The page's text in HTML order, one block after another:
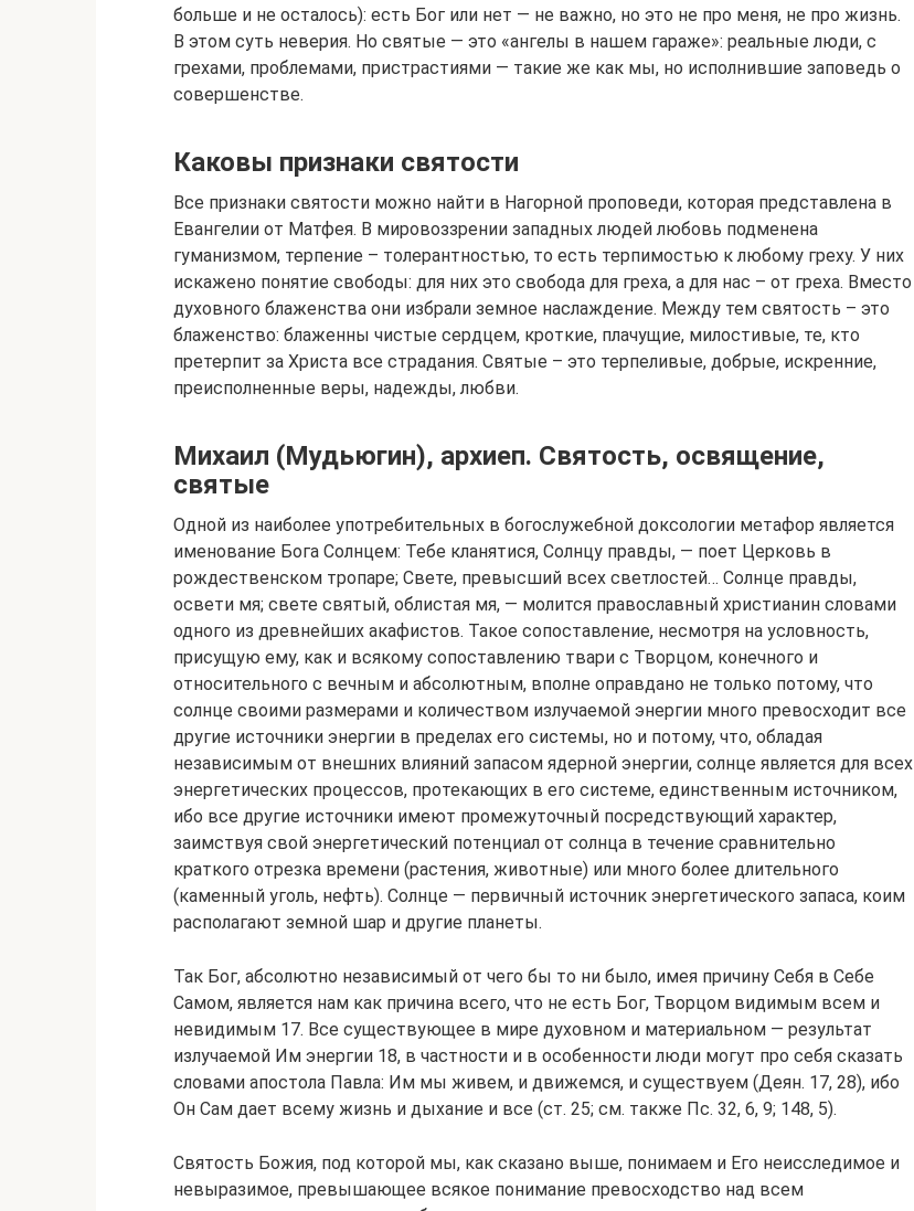
больше и не осталось): есть Бог или нет — не важно, но это не про меня, не про жизнь.
В этом суть неверия. Но святые — это «ангелы в нашем гараже»: реальные люди, с
грехами, проблемами, пристрастиями — такие же как мы, но исполнившие заповедь о
совершенстве.
Каковы признаки святости
Все признаки святости можно найти в Нагорной проповеди, которая представлена в
Евангелии от Матфея. В мировоззрении западных людей любовь подменена
гуманизмом, терпение – толерантностью, то есть терпимостью к любому греху. У них
искажено понятие свободы: для них это свобода для греха, а для нас – от греха. Вместо
духовного блаженства они избрали земное наслаждение. Между тем святость – это
блаженство: блаженны чистые сердцем, кроткие, плачущие, милостивые, те, кто
претерпит за Христа все страдания. Святые – это терпеливые, добрые, искренние,
преисполненные веры, надежды, любви.
Михаил (Мудьюгин), архиеп. Святость, освящение,
святые
Одной из наиболее употребительных в богослужебной доксологии метафор является
именование Бога Солнцем: Тебе кланятися, Солнцу правды, — поет Церковь в
рождественском тропаре; Свете, превысший всех светлостей… Солнце правды,
освети мя; свете святый, облистая мя, — молится православный христианин словами
одного из древнейших акафистов. Такое сопоставление, несмотря на условность,
присущую ему, как и всякому сопоставлению твари с Творцом, конечного и
относительного с вечным и абсолютным, вполне оправдано не только потому, что
солнце своими размерами и количеством излучаемой энергии много превосходит все
другие источники энергии в пределах его системы, но и потому, что, обладая
независимым от внешних влияний запасом ядерной энергии, солнце является для всех
энергетических процессов, протекающих в его системе, единственным источником,
ибо все другие источники имеют промежуточный посредствующий характер,
заимствуя свой энергетический потенциал от солнца в течение сравнительно
краткого отрезка времени (растения, животные) или много более длительного
(каменный уголь, нефть). Солнце — первичный источник энергетического запаса, коим
располагают земной шар и другие планеты.
Так Бог, абсолютно независимый от чего бы то ни было, имея причину Себя в Себе
Самом, является нам как причина всего, что не есть Бог, Творцом видимым всем и
невидимым 17. Все существующее в мире духовном и материальном — результат
излучаемой Им энергии 18, в частности и в особенности люди могут про себя сказать
словами апостола Павла: Им мы живем, и движемся, и существуем (Деян. 17, 28), ибо
Он Сам дает всему жизнь и дыхание и все (ст. 25; см. также Пс. 32, 6, 9; 148, 5).
Святость Божия, под которой мы, как сказано выше, понимаем и Его неисследимое и
невыразимое, превышающее всякое понимание превосходство над всем